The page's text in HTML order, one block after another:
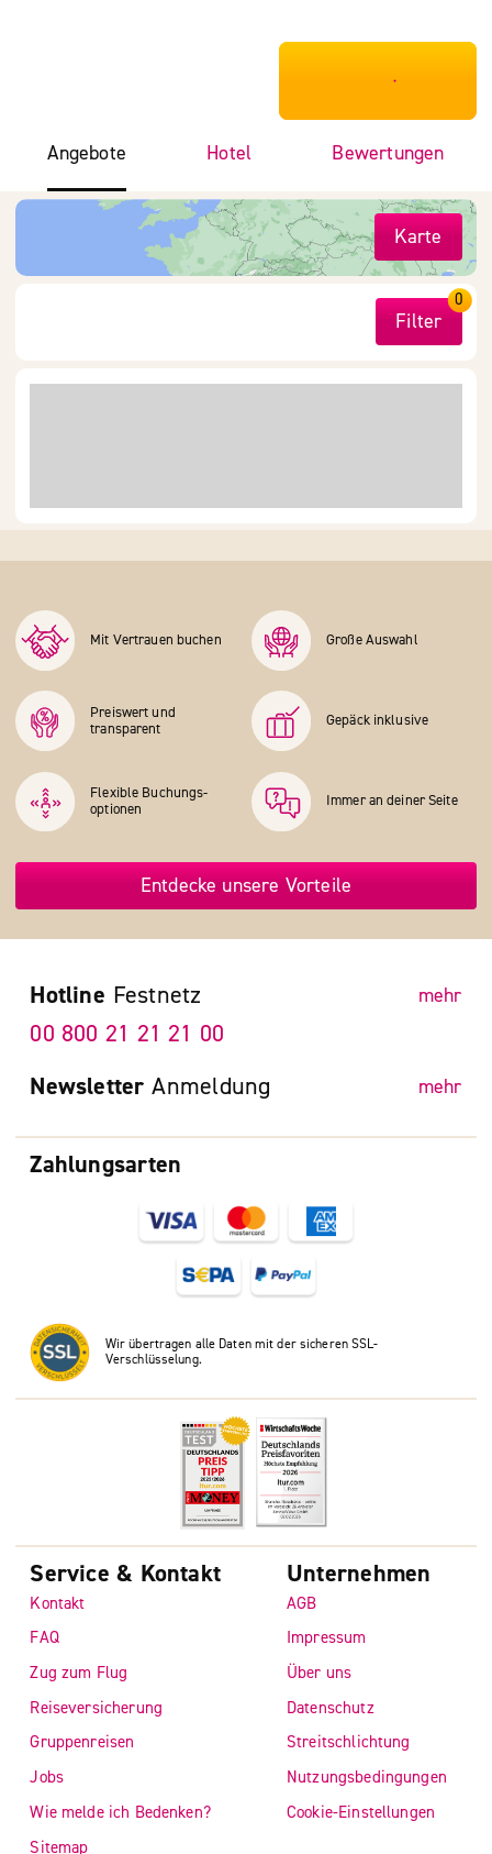
***************
Angebote Hotel Bewertungen
Karte
Filter
0
Mit Vertrauen buchen Große Auswahl
Preiswert und
transparent
Gepäck inklusive
Flexible Buchungs­
optionen
Immer an deiner Seite
Entdecke unsere Vorteile
Zahlungsarten
Wir übertragen alle Daten mit der sicheren SSL-
Verschlüsselung.
Hotline Festnetz mehr
00 800 21 21 21 00
Newsletter Anmeldung mehr
Service & Kontakt
Kontakt
FAQ
Zug zum Flug
Reiseversicherung
Gruppenreisen
Jobs
Wie melde ich Bedenken?
Sitemap
Unternehmen
AGB
Impressum
Über uns
Datenschutz
Streitschlichtung
Nutzungsbedingungen
Cookie-Einstellungen